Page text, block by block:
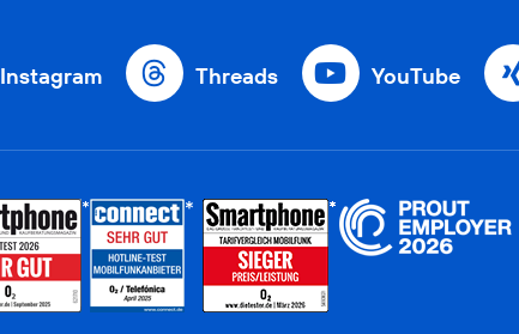
Instagram Threads YouTube